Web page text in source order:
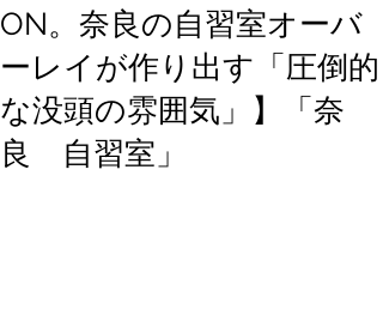
ON。奈良の自習室オーバ
ーレイが作り出す「圧倒的
な没頭の雰囲気」】「奈
良 自習室」